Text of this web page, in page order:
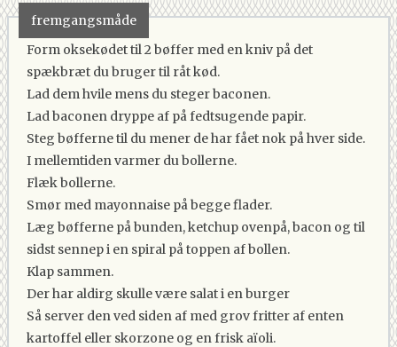
fremgangsmåde
Form oksekødet til 2 bøffer med en kniv på det
spækbræt du bruger til råt kød.
Lad dem hvile mens du steger baconen.
Lad baconen dryppe af på fedtsugende papir.
Steg bøfferne til du mener de har fået nok på hver side.
I mellemtiden varmer du bollerne.
Flæk bollerne.
Smør med mayonnaise på begge flader.
Læg bøfferne på bunden, ketchup ovenpå, bacon og til
sidst sennep i en spiral på toppen af bollen.
Klap sammen.
Der har aldirg skulle være salat i en burger
Så server den ved siden af med grov fritter af enten
kartoffel eller skorzone og en frisk aïoli.